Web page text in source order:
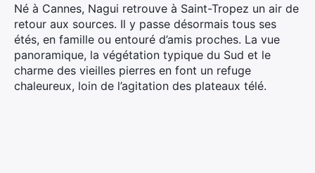
Né à Cannes, Nagui retrouve à Saint-Tropez un air de
retour aux sources. Il y passe désormais tous ses
étés, en famille ou entouré d’amis proches. La vue
panoramique, la végétation typique du Sud et le
charme des vieilles pierres en font un refuge
chaleureux, loin de l’agitation des plateaux télé.